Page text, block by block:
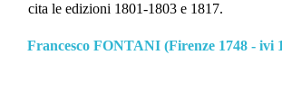
cita le edizioni 1801-1803 e 1817.
Francesco FONTANI (Firenze 1748 - ivi